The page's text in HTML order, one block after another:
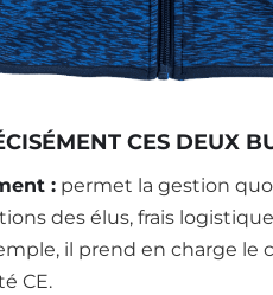
CES DEUX
: permet la gestion
des élus, frais
il prend en charge le
CE.